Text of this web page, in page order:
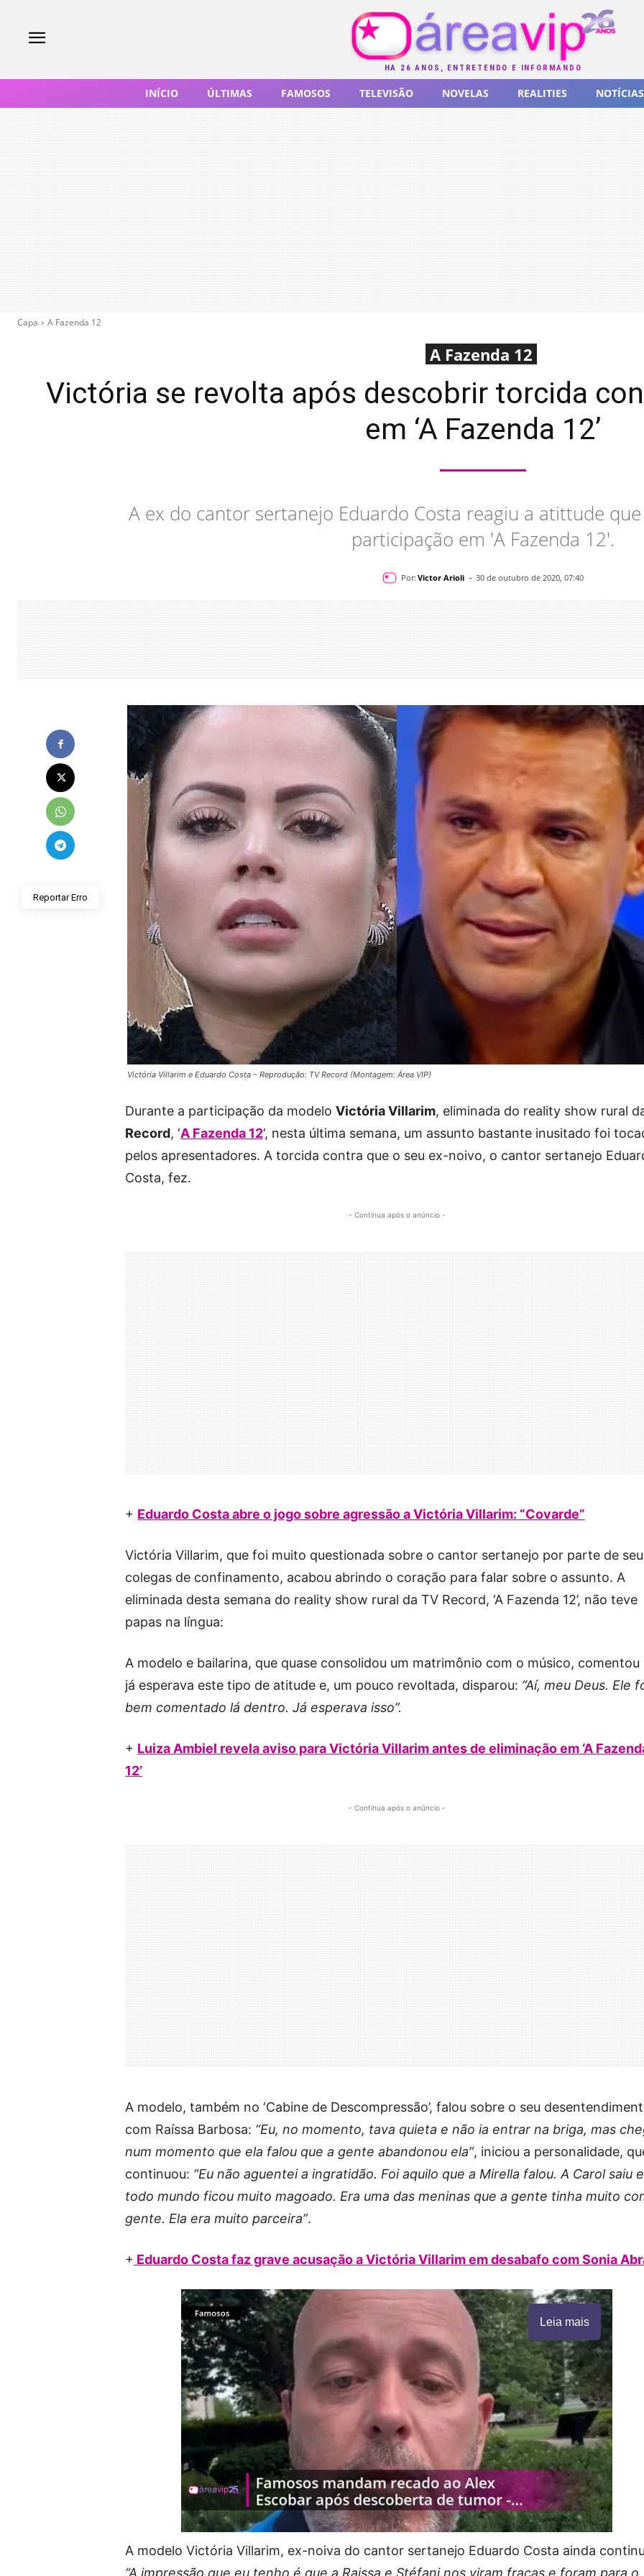
HÁ 26 ANOS, ENTRETENDO E INFORMANDO
INÍCIO ÚLTIMAS FAMOSOS TELEVISÃO NOVELAS REALITIES NOTÍCIAS
Capa A Fazenda 12
A Fazenda 12
Victória se revolta após descobrir torcida
em ‘A Fazenda 12’
A ex do cantor sertanejo Eduardo Costa reagiu a atittude
participação em 'A Fazenda 12'.
Por: Victor Arioli - 30 de outubro de 2020, 07:40
Reportar Erro
Victória Villarim e Eduardo Costa – Reprodução: TV Record (Montagem: Área VIP)
Durante a participação da modelo Victória Villarim, eliminada do reality show rural
Record, ‘A Fazenda 12‘, nesta última semana, um assunto bastante inusitado foi
pelos apresentadores. A torcida contra que o seu ex-noivo, o cantor sertanejo
Costa, fez.
- Continua após o anúncio -
+ Eduardo Costa abre o jogo sobre agressão a Victória Villarim: “Covarde”
Victória Villarim, que foi muito questionada sobre o cantor sertanejo por parte de
colegas de confinamento, acabou abrindo o coração para falar sobre o assunto. A
eliminada desta semana do reality show rural da TV Record, ‘A Fazenda 12’, não teve
papas na língua:
A modelo e bailarina, que quase consolidou um matrimônio com o músico, comentou
já esperava este tipo de atitude e, um pouco revoltada, disparou: “Aí, meu Deus. Ele
bem comentado lá dentro. Já esperava isso”.
+ Luiza Ambiel revela aviso para Victória Villarim antes de eliminação em ‘A
12’
- Continua após o anúncio -
A modelo, também no ‘Cabine de Descompressão’, falou sobre o seu
com Raíssa Barbosa: “Eu, no momento, tava quieta e não ia entrar na briga, mas
num momento que ela falou que a gente abandonou ela”, iniciou a personalidade,
continuou: “Eu não aguentei a ingratidão. Foi aquilo que a Mirella falou. A Carol saiu e
todo mundo ficou muito magoado. Era uma das meninas que a gente tinha muito
gente. Ela era muito parceira”.
+ Eduardo Costa faz grave acusação a Victória Villarim em desabafo com Sonia
Leia mais
A modelo Victória Villarim, ex-noiva do cantor sertanejo Eduardo Costa ainda
“A impressão que eu tenho é que a Raissa e Stéfani nos viram fracas e foram para o